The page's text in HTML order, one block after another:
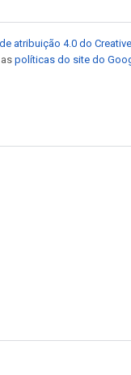
atribuição 4.0 do
políticas do site do